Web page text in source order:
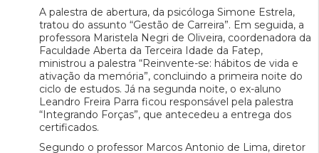
A palestra de abertura, da psicóloga Simone Estrela,
tratou do assunto “Gestão de Carreira”. Em seguida, a
professora Maristela Negri de Oliveira, coordenadora da
Faculdade Aberta da Terceira Idade da Fatep,
ministrou a palestra “Reinvente-se: hábitos de vida e
ativação da memória”, concluindo a primeira noite do
ciclo de estudos. Já na segunda noite, o ex-aluno
Leandro Freira Parra ficou responsável pela palestra
“Integrando Forças”, que antecedeu a entrega dos
certificados.
Segundo o professor Marcos Antonio de Lima, diretor